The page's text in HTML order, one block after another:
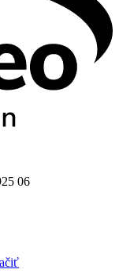
06